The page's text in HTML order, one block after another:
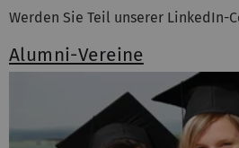
Werden Sie Teil unserer LinkedIn-
Alumni-Vereine